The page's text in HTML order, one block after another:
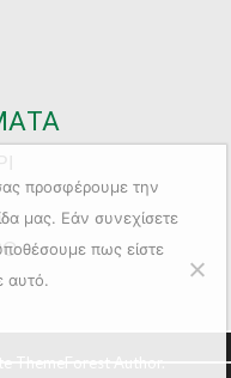
προσφέρουμε την
μας. Εάν συνεχίσετε
πως είστε
αυτό.